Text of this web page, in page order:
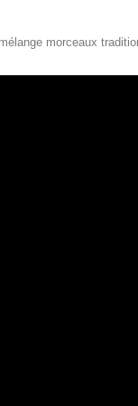
morceaux